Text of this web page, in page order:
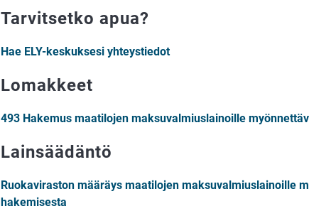
Tarvitsetko apua?
Hae ELY-keskuksesi yhteystiedot
Lomakkeet
493 Hakemus maatilojen maksuvalmiuslainoille
Lainsäädäntö
Ruokaviraston määräys maatilojen maksuvalmiuslainoille
hakemisesta